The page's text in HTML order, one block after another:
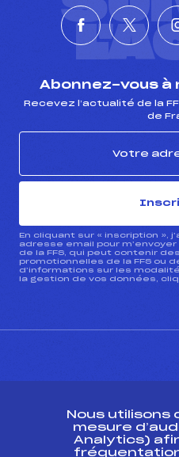
Abonnez-vous
Recevez l’actualité de la
de
En cliquant sur « inscription »,
adresse email pour
de la FFS, qui peut contenir
promotionnelles de la FFS ou
d’informations sur les
la gestion de vos données,
ESPACE PRESSE
Nous utilisons
mesure
Analytics)